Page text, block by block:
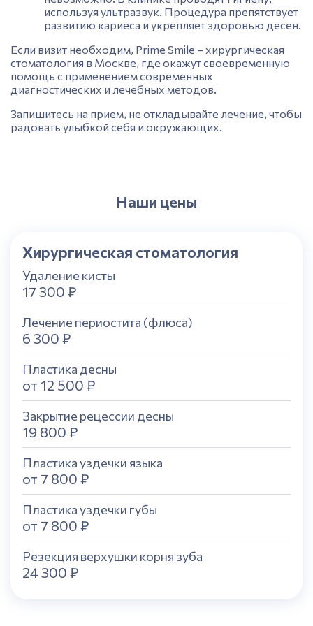
используя ультразвук. Процедура препятствует
развитию кариеса и укрепляет здоровью десен.
Если визит необходим, Prime Smile – хирургическая
стоматология в Москве, где окажут своевременную
помощь с применением современных
диагностических и лечебных методов.
Запишитесь на прием, не откладывайте лечение, чтобы
радовать улыбкой себя и окружающих.
Наши цены
Хирургическая стоматология
Удаление кисты
17 300 ₽
Лечение периостита (флюса)
6 300 ₽
Пластика десны
от 12 500 ₽
Закрытие рецессии десны
19 800 ₽
Пластика уздечки языка
от 7 800 ₽
Пластика уздечки губы
от 7 800 ₽
Резекция верхушки корня зуба
24 300 ₽